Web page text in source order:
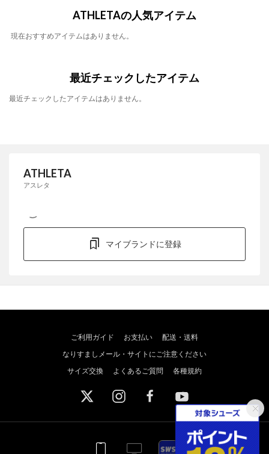
ATHLETAの人気アイテム
現在おすすめアイテムはありません。
最近チェックしたアイテム
最近チェックしたアイテムはありません。
ATHLETA
アスレタ
マイブランドに登録
ご利用ガイド お支払い
配送・送料
なりすましメール・サイトにご注意ください
サイズ交換
よくあるご質問 各種規約